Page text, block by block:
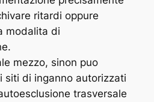
ritardi oppure
modalita di
mezzo, sinon puo
siti di inganno autorizzati
trasversale